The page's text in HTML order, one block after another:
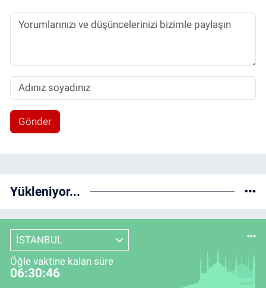
Gönder
Yükleniyor...
İSTANBUL
Öğle vaktine kalan süre
06:30:46